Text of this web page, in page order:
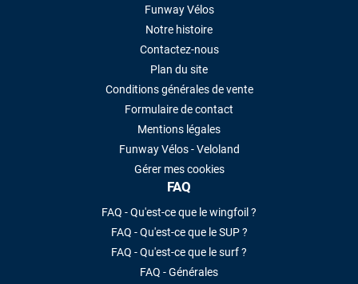
Funway Vélos
Notre histoire
Contactez-nous
Plan du site
Conditions générales de vente
Formulaire de contact
Mentions légales
Funway Vélos - Veloland
Gérer mes cookies
FAQ
FAQ - Qu'est-ce que le wingfoil ?
FAQ - Qu'est-ce que le SUP ?
FAQ - Qu'est-ce que le surf ?
FAQ - Générales